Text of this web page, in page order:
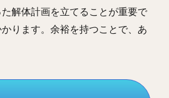
解体計画を立てることが重要で
ります。余裕を持つことで、あ